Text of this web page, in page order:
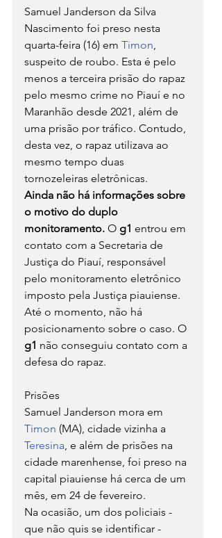
Samuel Janderson da Silva
Nascimento foi preso nesta
quarta-feira (16) em Timon,
suspeito de roubo. Esta é pelo
menos a terceira prisão do rapaz
pelo mesmo crime no Piauí e no
Maranhão desde 2021, além de
uma prisão por tráfico. Contudo,
desta vez, o rapaz utilizava ao
mesmo tempo duas
tornozeleiras eletrônicas.
Ainda não há informações sobre
o motivo do duplo
monitoramento. O g1 entrou em
contato com a Secretaria de
Justiça do Piauí, responsável
pelo monitoramento eletrônico
imposto pela Justiça piauiense.
Até o momento, não há
posicionamento sobre o caso. O
g1 não conseguiu contato com a
defesa do rapaz.
Prisões
Samuel Janderson mora em
Timon (MA), cidade vizinha a
Teresina, e além de prisões na
cidade marenhense, foi preso na
capital piauiense há cerca de um
mês, em 24 de fevereiro.
Na ocasião, um dos policiais -
que não quis se identificar -